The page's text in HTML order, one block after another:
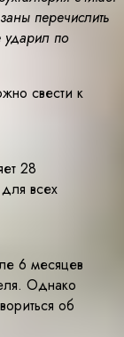
перечислить
ударил по
свести к
28
всех
6 месяцев
Однако
об